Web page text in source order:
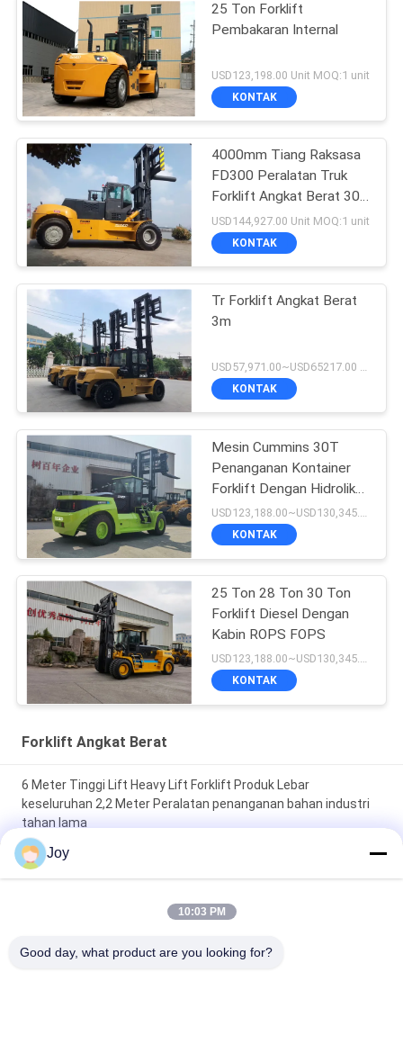
25 Ton Forklift
Pembakaran Internal
USD123,198.00 Unit MOQ:1 unit
KONTAK
4000mm Tiang Raksasa
FD300 Peralatan Truk
Forklift Angkat Berat 30
Ton
USD144,927.00 Unit MOQ:1 unit
KONTAK
Tr Forklift Angkat Berat
3m
USD57,971.00~USD65217.00 unit MOQ:1 unit
KONTAK
Mesin Cummins 30T
Penanganan Kontainer
Forklift Dengan Hidrolik
Fork Positioner
USD123,188.00~USD130,345.00/ Unit MOQ:1 unit
KONTAK
25 Ton 28 Ton 30 Ton
Forklift Diesel Dengan
Kabin ROPS FOPS
USD123,188.00~USD130,345.00/ Unit MOQ:1 unit
KONTAK
Forklift Angkat Berat
6 Meter Tinggi Lift Heavy Lift Forklift Produk Lebar
keseluruhan 2,2 Meter Peralatan penanganan bahan industri
tahan lama
Tipe Kotak Forklift Kontra Keseimbangan Tiang Ukuran
Keseluruhan 7200x2550x3460mm Kendaraan Pengangkat
Tugas Berat untuk Gudang
Rating 16000kgs Customized OEM Ideal untuk tugas berat
Joy
10:03 PM
Good day, what product are you looking for?